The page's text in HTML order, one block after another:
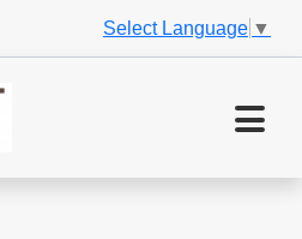
Select Language ▼